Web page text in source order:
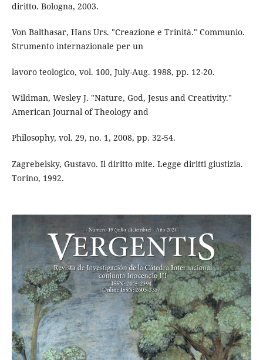
diritto. Bologna, 2003.
Von Balthasar, Hans Urs. "Creazione e Trinità." Communio.
Strumento internazionale per un
lavoro teologico, vol. 100, July-Aug. 1988, pp. 12-20.
Wildman, Wesley J. "Nature, God, Jesus and Creativity."
American Journal of Theology and
Philosophy, vol. 29, no. 1, 2008, pp. 32-54.
Zagrebelsky, Gustavo. Il diritto mite. Legge diritti giustizia.
Torino, 1992.